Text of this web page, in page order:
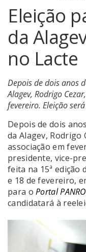
Eleição
da
no Lacte
Depois de dois anos
Alagev, Rodrigo
fevereiro. Eleição
Depois de dois
da Alagev, Rodrigo
associação em
presidente, vice-
feita na 15ª edição
e 18 de fevereiro,
para oPortal
candidatará à